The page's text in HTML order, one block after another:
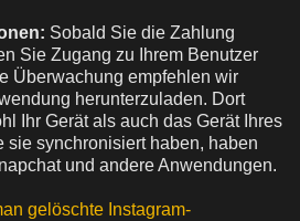
Sobald Sie die Zahlung
Sie Zugang zu Ihrem Benutzer
Überwachung empfehlen wir
herunterzuladen. Dort
Ihr Gerät als auch das Gerät Ihres
sie synchronisiert haben, haben
und andere Anwendungen.
gelöschte Instagram-